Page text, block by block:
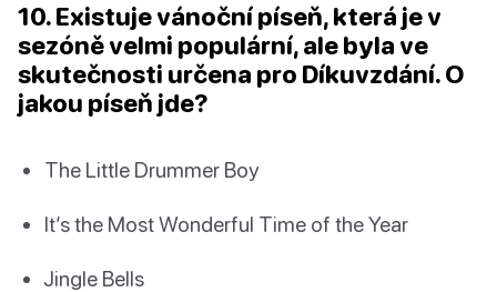
10. Existuje vánoční píseň, která je v
sezóně velmi populární, ale byla ve
skutečnosti určena pro Díkuvzdání. O
jakou píseň jde?
The Little Drummer Boy
It’s the Most Wonderful Time of the Year
Jingle Bells